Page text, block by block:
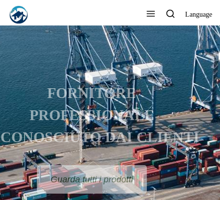
Language
FORNITORE
PROFESSIONALE
RICONOSCIUTO DAI CLIENTI
Guarda tutti i prodotti